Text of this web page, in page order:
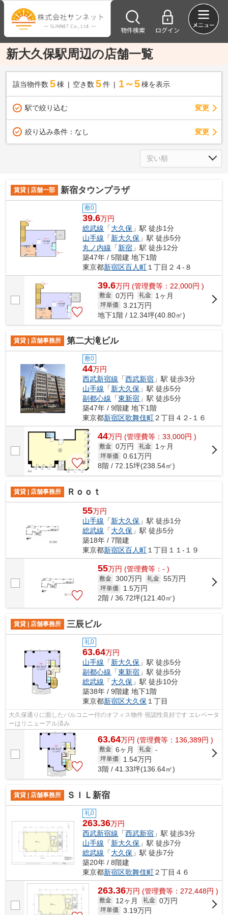
物件検索 ログイン
新大久保駅周辺の店舗一覧
該当物件数 5棟 空き数 5 件 1～5 棟を表示
駅で絞り込む 変更
絞り込み条件： なし 変更
賃貸 | 店舗一部 新宿タウンプラザ
敷0
39.6万円
総武線 「大久保 」駅 徒歩1分
山手線 「新大久保 」駅 徒歩5分
丸ノ内線 「新宿 」駅 徒歩12分
築47年 / 5階建 地下1階
東京都新宿区百人町 １丁目２４-８
39.6万円 (管理費等：22,000円 )
敷金 0万円 礼金 1ヶ月
坪単価 3.21万円
地下1階 / 12.34坪(40.80㎡)
賃貸 | 店舗事務所 第二大滝ビル
敷0
44万円
西武新宿線 「西武新宿 」駅 徒歩3分
山手線 「新大久保 」駅 徒歩5分
副都心線 「東新宿 」駅 徒歩5分
築47年 / 9階建 地下1階
東京都新宿区歌舞伎町２丁目４２-１６
44万円 (管理費等：33,000円 )
敷金 0万円 礼金 1ヶ月
坪単価 0.61万円
8階 / 72.15坪(238.54㎡)
賃貸 | 店舗事務所 Ｒｏｏｔ
55万円
山手線 「新大久保 」駅 徒歩1分
総武線 「大久保 」駅 徒歩5分
築18年 / 7階建
東京都新宿区百人町 １丁目１１-１９
55万円 (管理費等：- )
敷金 300万円 礼金 55万円
坪単価 1.5万円
2階 / 36.72坪(121.40㎡)
賃貸 | 店舗事務所 三辰ビル
礼0
63.64万円
山手線 「新大久保 」駅 徒歩5分
副都心線 「東新宿 」駅 徒歩5分
総武線 「大久保 」駅 徒歩10分
築38年 / 9階建 地下1階
東京都新宿区大久保 １丁目
大久保通りに面したバルコニー付のオフィス物件 視認性良好です エレベータ
ーはリニューアル済み
63.64万円 (管理費等：136,389円 )
敷金 6ヶ月 礼金 -
坪単価 1.54万円
3階 / 41.33坪(136.64㎡)
賃貸 | 店舗事務所 ＳＩＬ新宿
礼0
263.36万円
西武新宿線 「西武新宿 」駅 徒歩3分
山手線 「新大久保 」駅 徒歩7分
総武線 「大久保 」駅 徒歩7分
築20年 / 8階建
東京都新宿区歌舞伎町２丁目４６
263.36万円 (管理費等：272,448円 )
敷金 12ヶ月 礼金 0万円
坪単価 3.19万円